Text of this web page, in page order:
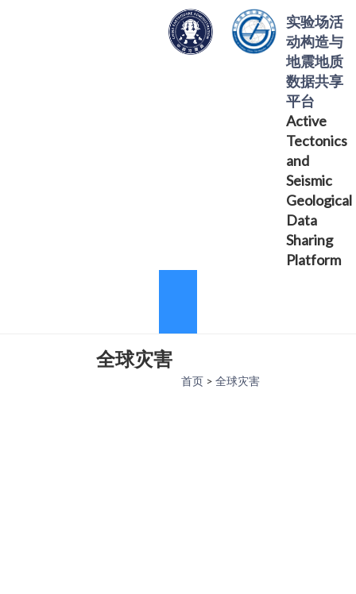
实验场活
动构造与
地震地质
数据共享
平台
Active
Tectonics
and
Seismic
Geological
Data
Sharing
Platform
全球灾害
首页> 全球灾害